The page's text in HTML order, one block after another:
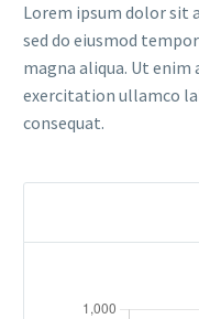
Lorem ipsum dolor sit
sed do eiusmod
magna aliqua. Ut enim
exercitation ullamco
consequat.